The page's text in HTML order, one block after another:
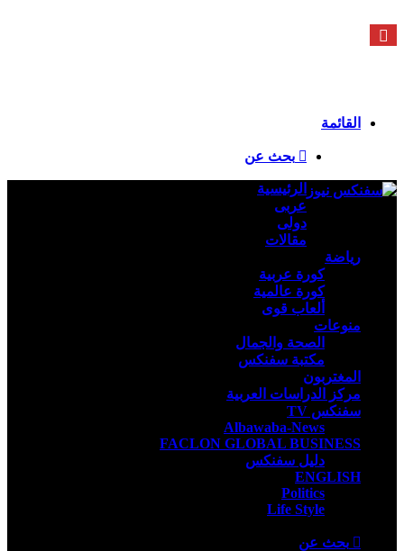
القائمة
بحث عن
الرئيسية
عربى
دولى
مقالات
رياضة
كورة عربية
كورة عالمية
ألعاب قوى
منوعات
الصحة والجمال
مكتبة سفنكس
المغتربون
مركز الدراسات العربية
سفنكس TV
Albawaba-News
FACLON GLOBAL BUSINESS
دليل سفنكس
ENGLISH
Politics
Life Style
بحث عن